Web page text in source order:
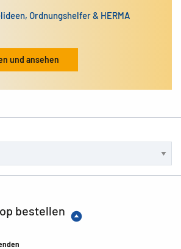
Ordnungshelfer & HERMA
und ansehen
bestellen